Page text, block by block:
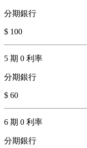
分期銀行
$ 100
5 期 0 利率
分期銀行
$ 60
6 期 0 利率
分期銀行